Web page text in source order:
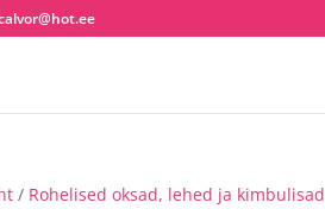
/ Rohelised oksad, lehed ja kimbulisad